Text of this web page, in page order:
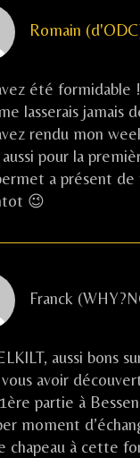
Romain
été formidable
lasserais
rendu mon
pour la
a présent de
😉
Franck
aussi bons
avoir
partie à
moment
chapeau à cette